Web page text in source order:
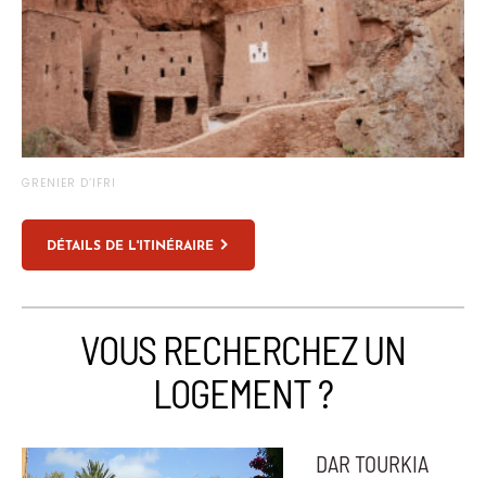
GRENIER D’IFRI
DÉTAILS DE L'ITINÉRAIRE
VOUS RECHERCHEZ UN
LOGEMENT ?
DAR TOURKIA